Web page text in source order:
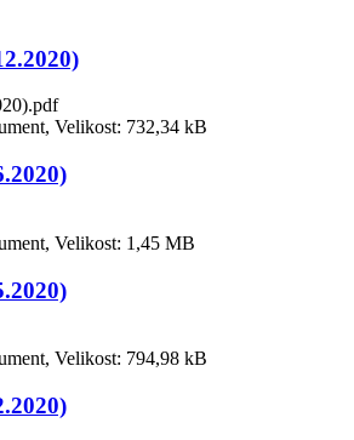
Velikost: 732,34 kB
Velikost: 1,45 MB
Velikost: 794,98 kB